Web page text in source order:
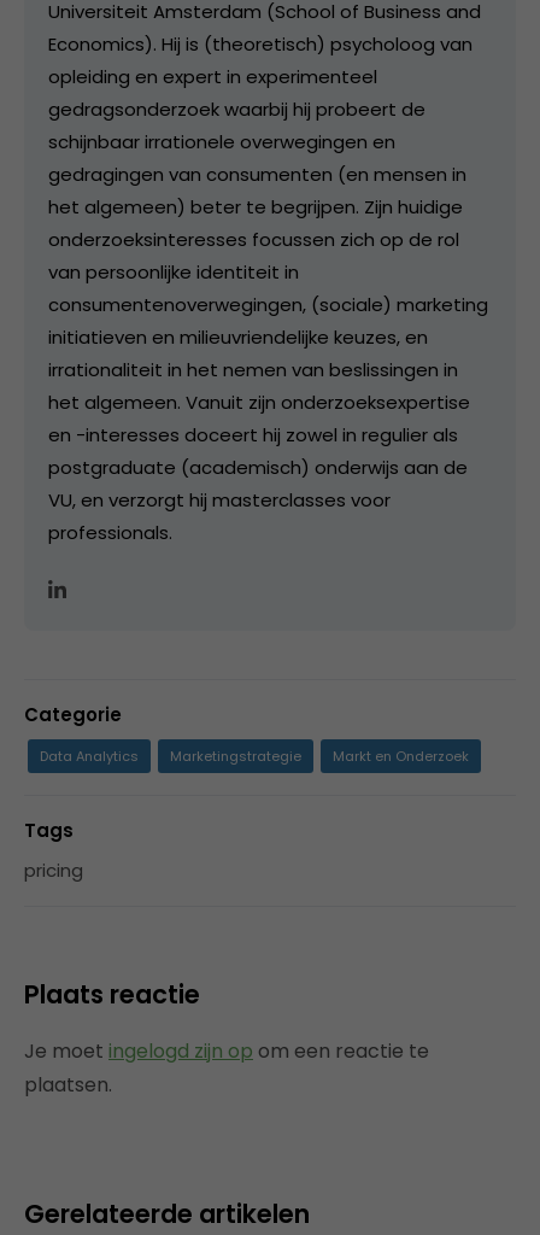
Universiteit Amsterdam (School of Business and
Economics). Hij is (theoretisch) psycholoog van
opleiding en expert in experimenteel
gedragsonderzoek waarbij hij probeert de
schijnbaar irrationele overwegingen en
gedragingen van consumenten (en mensen in
het algemeen) beter te begrijpen. Zijn huidige
onderzoeksinteresses focussen zich op de rol
van persoonlijke identiteit in
consumentenoverwegingen, (sociale) marketing
initiatieven en milieuvriendelijke keuzes, en
irrationaliteit in het nemen van beslissingen in
het algemeen. Vanuit zijn onderzoeksexpertise
en -interesses doceert hij zowel in regulier als
postgraduate (academisch) onderwijs aan de
VU, en verzorgt hij masterclasses voor
professionals.
Categorie
Data Analytics Marketingstrategie Markt en Onderzoek
Tags
pricing
Plaats reactie
Je moet ingelogd zijn op om een reactie te
plaatsen.
Gerelateerde artikelen